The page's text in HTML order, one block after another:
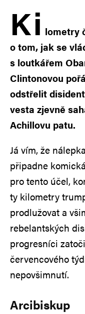
Ki lometry
o tom, jak se
s loutkářem
Clintonovou
odstřelit
vesta zjevně
Achillovu patu.
Já vím, že
připadne
pro tento účel,
ty kilometry
prodlužovat a
rebelantských
progresníci
červencového
nepovšimnutí.
Arcibiskup